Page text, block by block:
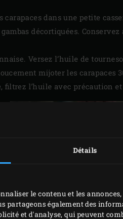
Détails
le contenu et les
partageons également des
et d'analyse, qui peuvent
carapaces dans une petite
décortiquées.
Versez l’huile de
mijoter les carapaces
filtrez l’huile avec précaution